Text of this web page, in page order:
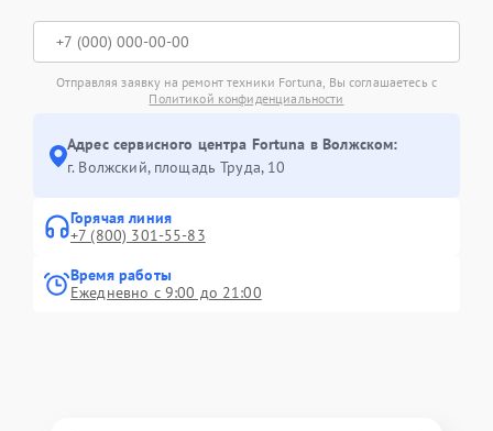
Отправляя заявку на ремонт техники Fortuna, Вы соглашаетесь с
Политикой конфиденциальности
Адрес сервисного центра Fortuna в Волжском:
г. Волжский, площадь Труда, 10
Горячая линия
+7 (800) 301-55-83
Время работы
Ежедневно с 9:00 до 21:00